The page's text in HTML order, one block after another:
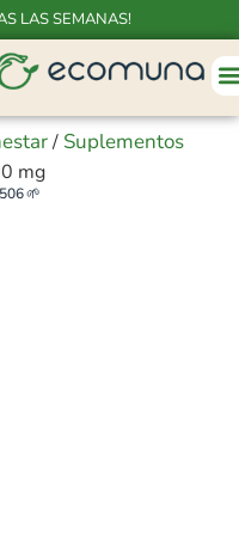
LAS SEMANAS!
/ Suplementos
mg
🌱